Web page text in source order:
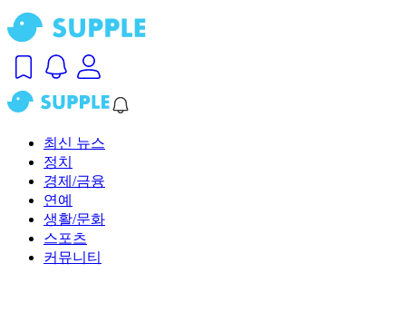
최신 뉴스
정치
경제/금융
연예
생활/문화
스포츠
커뮤니티